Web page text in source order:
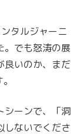
タルジャーニ
。でも怒涛の展
良いのか、まだ
シーンで、「洞
しないでくださ